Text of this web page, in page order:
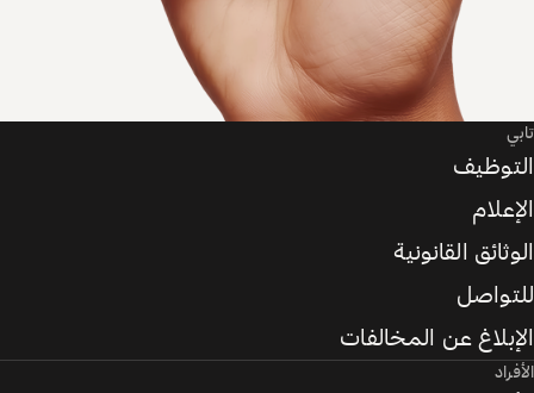
تابي
التوظيف
الإعلام
الوثائق القانونية
للتواصل
الإبلاغ عن المخالفات
الأفراد